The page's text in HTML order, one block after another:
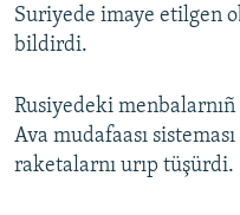
Suriyede imaye etilgen
bildirdi.
Rusiyedeki
Ava mudafaası
raketalarnı urıp tüşürdi.